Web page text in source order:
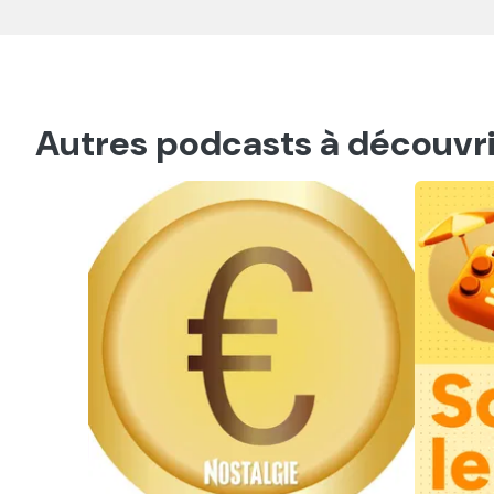
Autres podcasts à